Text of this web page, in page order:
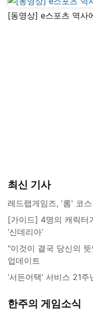
[동영상] e스포츠 역사
최신 기사
레드랩게임즈, '롬' 코
[가이드] 4명의 캐릭터
‘신데리아’
"이것이 결국 당신의 뜻
업데이트
‘서든어택’ 서비스 21
한주의 게임소식